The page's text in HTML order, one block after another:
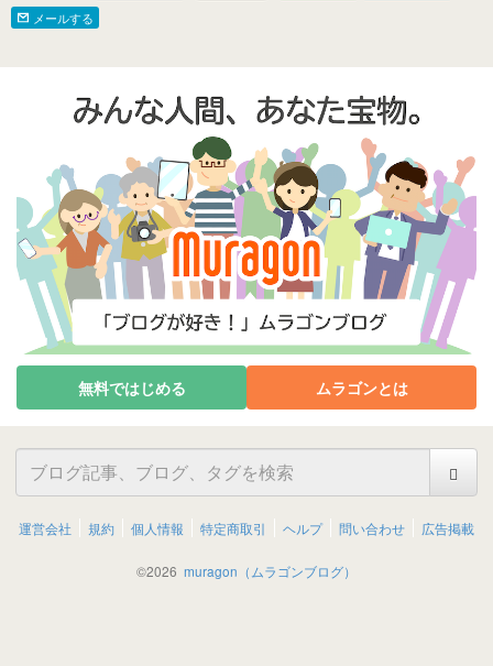
メールする
無料ではじめる ムラゴンとは
運営会社 規約 個人情報 特定商取引 ヘルプ 問い合わせ 広告掲載
©2026 muragon（ムラゴンブログ）